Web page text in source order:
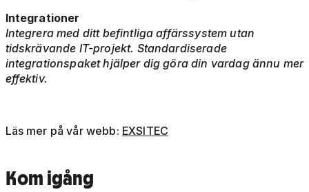
Integrationer
Integrera med ditt befintliga affärssystem utan
tidskrävande IT-projekt. Standardiserade
integrationspaket hjälper dig göra din vardag ännu mer
effektiv.
Läs mer på vår webb: EXSITEC
Kom igång